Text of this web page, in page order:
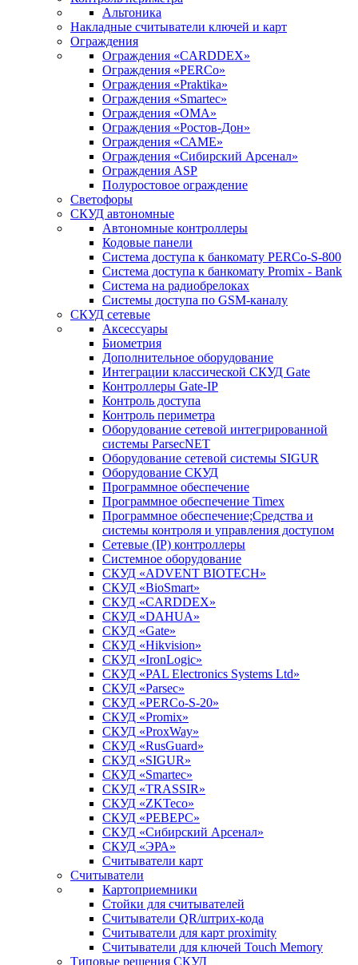
Альтоника
Накладные считыватели ключей и карт
Ограждения
Ограждения «CARDDEX»
Ограждения «PERCo»
Ограждения «Praktika»
Ограждения «Smartec»
Ограждения «ОМА»
Ограждения «Ростов-Дон»
Ограждения «САМЕ»
Ограждения «Сибирский Арсенал»
Ограждения ASP
Полуростовое ограждение
Светофоры
СКУД автономные
Автономные контроллеры
Кодовые панели
Система доступа к банкомату PERCo-S-800
Система доступа к банкомату Promix - Bank
Система на радиобрелоках
Системы доступа по GSM-каналу
СКУД сетевые
Аксессуары
Биометрия
Дополнительное оборудование
Интеграции классической СКУД Gate
Контроллеры Gate-IP
Контроль доступа
Контроль периметра
Оборудование сетевой интегрированной
системы ParsecNET
Оборудование сетевой системы SIGUR
Оборудование СКУД
Программное обеспечение
Программное обеспечение Timex
Программное обеспечение;Средства и
системы контроля и управления доступом
Сетевые (IP) контроллеры
Системное оборудование
СКУД «ADVENT BIOTECH»
СКУД «BioSmart»
СКУД «CARDDEX»
СКУД «DAHUA»
СКУД «Gate»
СКУД «Hikvision»
СКУД «IronLogic»
СКУД «PAL Electronics Systems Ltd»
СКУД «Parsec»
СКУД «PERCo-S-20»
СКУД «Promix»
СКУД «ProxWay»
СКУД «RusGuard»
СКУД «SIGUR»
СКУД «Smartec»
СКУД «TRASSIR»
СКУД «ZKTeco»
СКУД «РЕВЕРС»
СКУД «Сибирский Арсенал»
СКУД «ЭРА»
Считыватели карт
Считыватели
Картоприемники
Стойки для считывателей
Считыватели QR/штрих-кода
Считыватели для карт proximity
Считыватели для ключей Touch Memory
Типовые решения СКУД